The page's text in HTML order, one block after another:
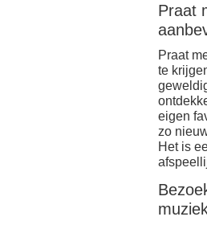
Praat
Praat
te
eigen
zo
Het is